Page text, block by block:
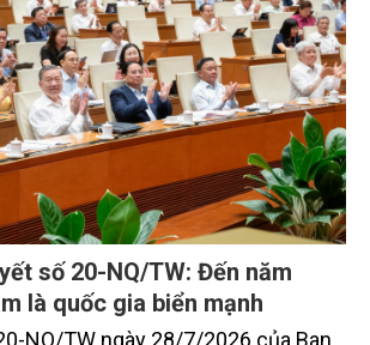
số 20-NQ/TW: Đến năm
là quốc gia biển mạnh
NQ/TW ngày 28/7/2026 của Ban